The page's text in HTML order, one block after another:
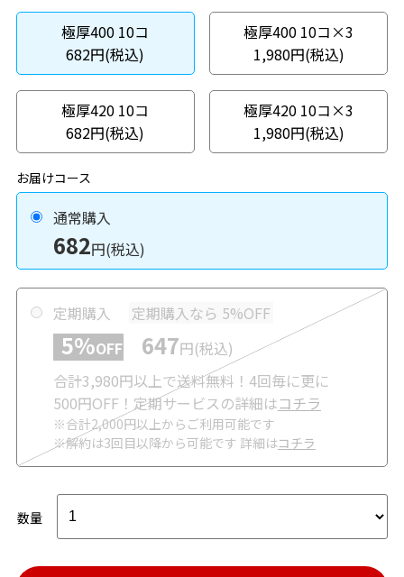
極厚400 10コ
682円(税込)
極厚400 10コ×3
1,980円(税込)
極厚420 10コ
682円(税込)
極厚420 10コ×3
1,980円(税込)
お届けコース
通常購入
682円(税込)
定期購入 定期購入なら 5%OFF
5%OFF 647円(税込)
合計3,980円以上で送料無料！4回毎に更に
500円OFF！定期サービスの詳細はコチラ
※合計2,000円以上からご利用可能です
※解約は3回目以降から可能です 詳細はコチラ
数量